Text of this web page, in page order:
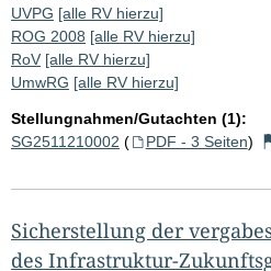
UVPG [alle RV hierzu]
ROG 2008 [alle RV hierzu]
RoV [alle RV hierzu]
UmwRG [alle RV hierzu]
Stellungnahmen/Gutachten (1):
SG2511210002 ( PDF - 3 Seiten)
Sicherstellung der
des Infrastruktur-